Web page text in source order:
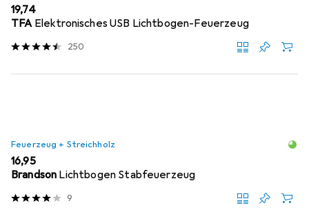
EUR
19,74
TFA Elektronisches USB Lichtbogen-Feuerzeug
250
Feuerzeug + Streichholz
EUR
16,95
Brandson Lichtbogen Stabfeuerzeug
9